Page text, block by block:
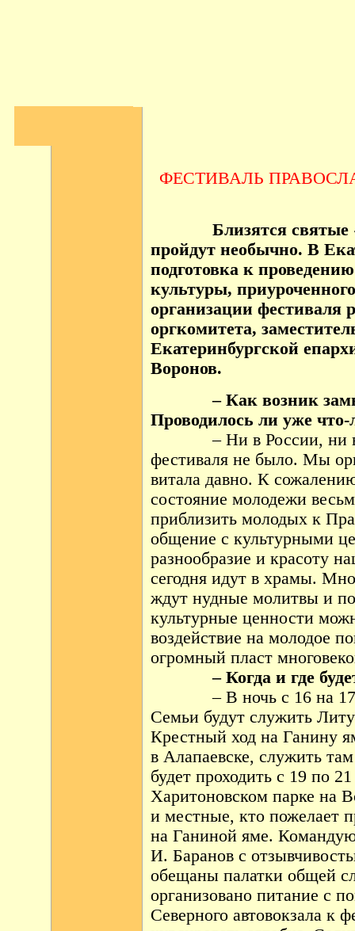
ФЕСТИВАЛЬ
Близятся святые
пройдут необычно. В
подготовка к
культуры,
организации фестиваля
оргкомитета,
Екатеринбургской
Воронов.
– Как возник
Проводилось ли уже что-
– Ни в России, ни
фестиваля не было. Мы
витала давно. К
состояние молодежи
приблизить молодых к
общение с культурными
разнообразие и красоту
сегодня идут в храмы.
ждут нудные молитвы и
культурные ценности
воздействие на молодое
огромный пласт
– Когда и где
– В ночь с 16 на
Семьи будут служить
Крестный ход на Ганину
в Алапаевске, служить
будет проходить с 19 по
Харитоновском парке на
и местные, кто пожелает
на Ганиной яме.
И. Баранов с
обещаны палатки общей
организовано питание с
Северного автовокзала к